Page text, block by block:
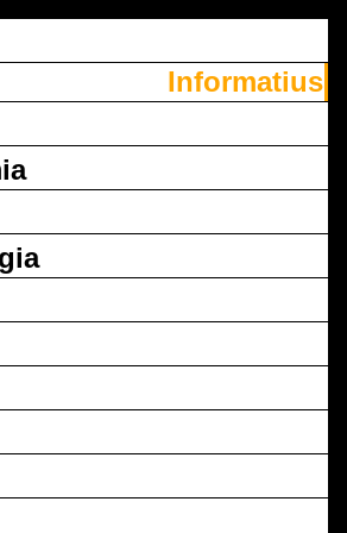
Informatius